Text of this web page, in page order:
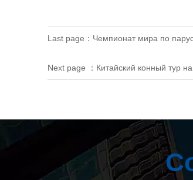
Last page： Чемпионат мира по
Next page ： Китайский конный тур